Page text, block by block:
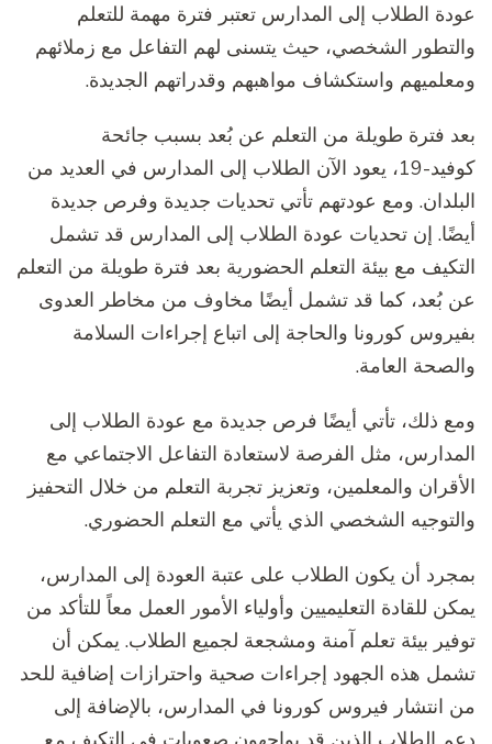
عودة الطلاب إلى المدارس تعتبر فترة مهمة للتعلم
والتطور الشخصي، حيث يتسنى لهم التفاعل مع زملائهم
ومعلميهم واستكشاف مواهبهم وقدراتهم الجديدة.
بعد فترة طويلة من التعلم عن بُعد بسبب جائحة
كوفيد-19، يعود الآن الطلاب إلى المدارس في العديد من
البلدان. ومع عودتهم تأتي تحديات جديدة وفرص جديدة
أيضًا. إن تحديات عودة الطلاب إلى المدارس قد تشمل
التكيف مع بيئة التعلم الحضورية بعد فترة طويلة من التعلم
عن بُعد، كما قد تشمل أيضًا مخاوف من مخاطر العدوى
بفيروس كورونا والحاجة إلى اتباع إجراءات السلامة
والصحة العامة.
ومع ذلك، تأتي أيضًا فرص جديدة مع عودة الطلاب إلى
المدارس، مثل الفرصة لاستعادة التفاعل الاجتماعي مع
الأقران والمعلمين، وتعزيز تجربة التعلم من خلال التحفيز
والتوجيه الشخصي الذي يأتي مع التعلم الحضوري.
بمجرد أن يكون الطلاب على عتبة العودة إلى المدارس،
يمكن للقادة التعليميين وأولياء الأمور العمل معاً للتأكد من
توفير بيئة تعلم آمنة ومشجعة لجميع الطلاب. يمكن أن
تشمل هذه الجهود إجراءات صحية واحترازات إضافية للحد
من انتشار فيروس كورونا في المدارس، بالإضافة إلى